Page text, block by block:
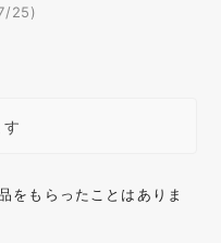
25)
をもらったことはありま